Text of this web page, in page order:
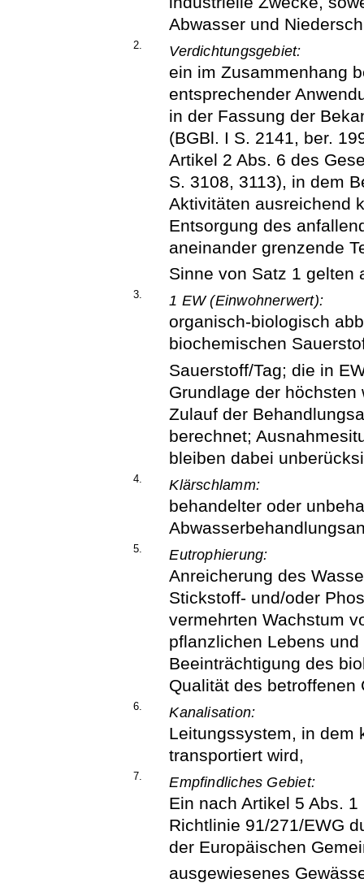
Abwasser und
2. Verdichtungsgebiet:
ein im Zusammenhang
entsprechender
in der Fassung der
(BGBl. I S. 2141, ber.
Artikel 2 Abs. 6 des
S. 3108, 3113), in dem
Aktivitäten ausreichend
Entsorgung des
aneinander grenzende
Sinne von Satz 1
3. 1 EW (Einwohnerwert):
organisch-biologisch
biochemischen
Sauerstoff/Tag; die in
Grundlage der
Zulauf der
berechnet;
bleiben dabei
4. Klärschlamm:
behandelter oder
5. Eutrophierung:
Anreicherung des
Stickstoff- und/oder
vermehrten Wachstum
pflanzlichen Lebens
Beeinträchtigung des
Qualität des betroffenen
6. Kanalisation:
Leitungssystem, in dem
transportiert wird,
7. Empfindliches Gebiet:
Ein nach Artikel 5 Abs.
Richtlinie 91/271/EWG
der Europäischen
ausgewiesenes